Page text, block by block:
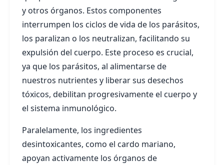
y otros órganos. Estos componentes
interrumpen los ciclos de vida de los parásitos,
los paralizan o los neutralizan, facilitando su
expulsión del cuerpo. Este proceso es crucial,
ya que los parásitos, al alimentarse de
nuestros nutrientes y liberar sus desechos
tóxicos, debilitan progresivamente el cuerpo y
el sistema inmunológico.
Paralelamente, los ingredientes
desintoxicantes, como el cardo mariano,
apoyan activamente los órganos de